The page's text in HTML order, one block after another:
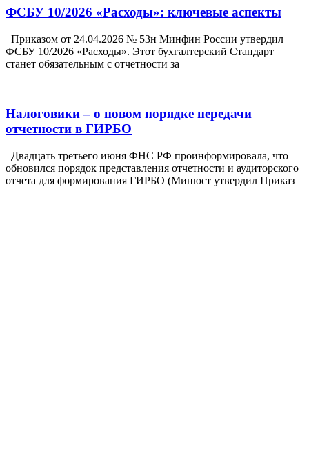
ФСБУ 10/2026 «Расходы»: ключевые аспекты
Приказом от 24.04.2026 № 53н Минфин России утвердил
ФСБУ 10/2026 «Расходы». Этот бухгалтерский Стандарт
станет обязательным с отчетности за
Налоговики – о новом порядке передачи
отчетности в ГИРБО
Двадцать третьего июня ФНС РФ проинформировала, что
обновился порядок представления отчетности и аудиторского
отчета для формирования ГИРБО (Минюст утвердил Приказ